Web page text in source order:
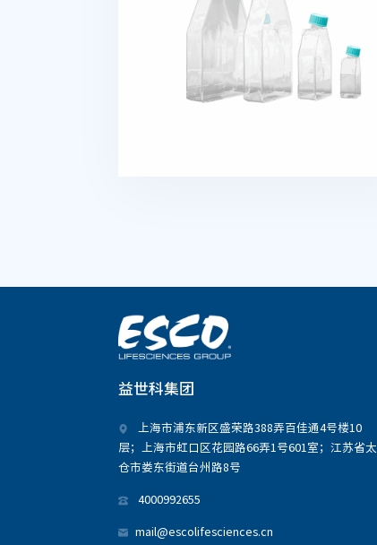
益世科集团
上海市浦东新区盛荣路388弄百佳通4号楼10
层；上海市虹口区花园路66弄1号601室；江苏省太
仓市娄东街道台州路8号
4000992655
mail@escolifesciences.cn